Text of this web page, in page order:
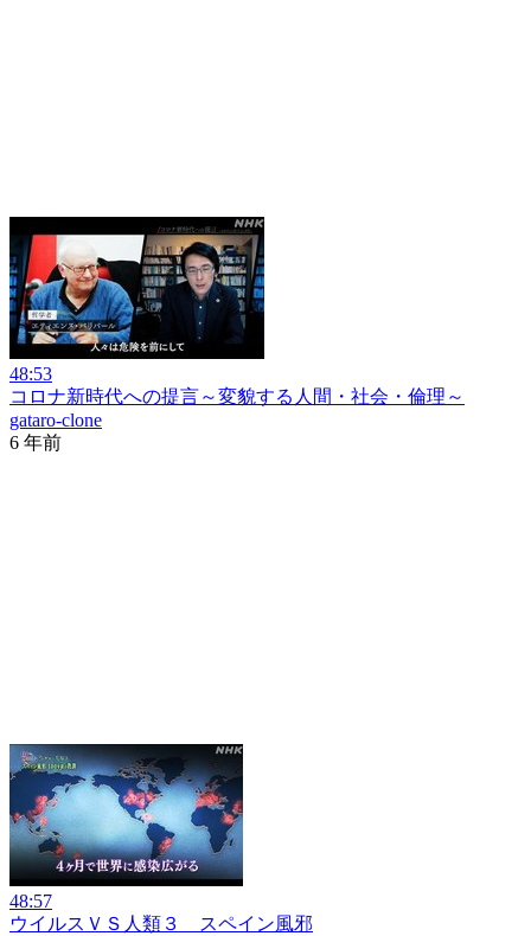
48:53
コロナ新時代への提言～変貌する人間・社会・倫理～
gataro-clone
6 年前
48:57
ウイルスＶＳ人類３ スペイン風邪